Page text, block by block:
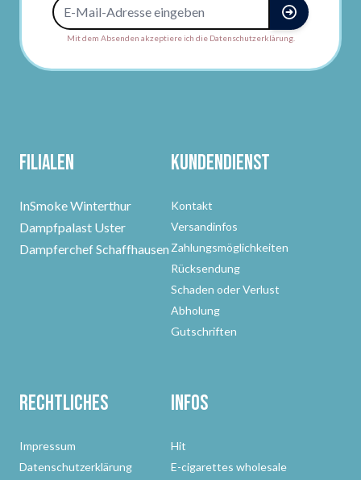
Mit dem Absenden akzeptiere ich die Datenschutzerklärung.
Filialen
InSmoke Winterthur
Dampfpalast Uster
Dampferchef Schaffhausen
Kundendienst
Kontakt
Versandinfos
Zahlungsmöglichkeiten
Rücksendung
Schaden oder Verlust
Abholung
Gutschriften
Rechtliches
Impressum
Datenschutzerklärung
Infos
Hit
E-cigarettes wholesale